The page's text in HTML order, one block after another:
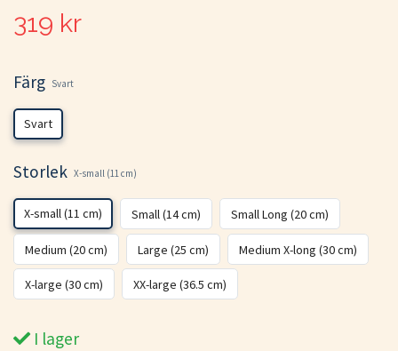
319 kr
Färg Svart
Svart
Storlek X-small (11 cm)
X-small (11 cm) Small (14 cm) Small Long (20 cm)
Medium (20 cm) Large (25 cm) Medium X-long (30 cm)
X-large (30 cm) XX-large (36.5 cm)
I lager